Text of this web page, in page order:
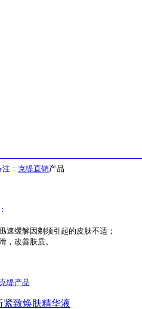
注： 克缇直销产品
速缓解因剃须引起的皮肤不适；
，改善肤质。
缇产品